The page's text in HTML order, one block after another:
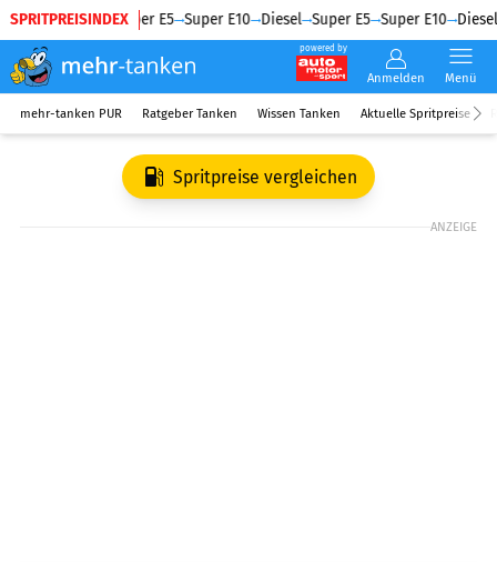
SPRITPREISINDEX
Diesel Super E5 Super E10 Diesel Super E5 Super E10 Diesel
powered by
Anmelden Menü
mehr-tanken PUR Ratgeber Tanken Wissen Tanken Aktuelle Spritpreise
Spritpreise vergleichen
ANZEIGE